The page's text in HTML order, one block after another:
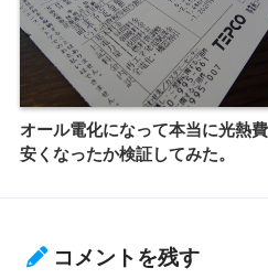
オール電化になって本当に光熱
安くなったか検証してみた。
コメントを残す